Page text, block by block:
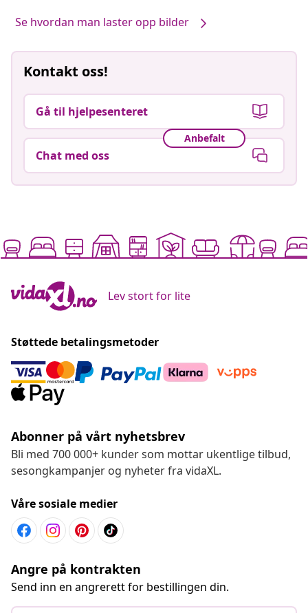
Se hvordan man laster opp bilder
Kontakt oss!
Gå til hjelpesenteret
Anbefalt
Chat med oss
Lev stort for lite
Støttede betalingsmetoder
Abonner på vårt nyhetsbrev
Bli med 700 000+ kunder som mottar ukentlige tilbud,
sesongkampanjer og nyheter fra vidaXL.
Våre sosiale medier
Angre på kontrakten
Send inn en angrerett for bestillingen din.